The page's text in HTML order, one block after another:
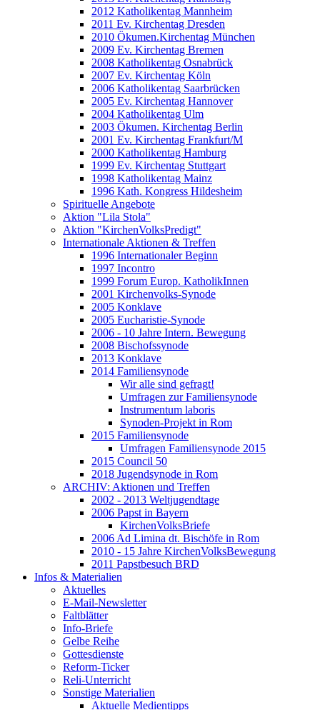
2012 Katholikentag Mannheim
2011 Ev. Kirchentag Dresden
2010 Ökumen.Kirchentag München
2009 Ev. Kirchentag Bremen
2008 Katholikentag Osnabrück
2007 Ev. Kirchentag Köln
2006 Katholikentag Saarbrücken
2005 Ev. Kirchentag Hannover
2004 Katholikentag Ulm
2003 Ökumen. Kirchentag Berlin
2001 Ev. Kirchentag Frankfurt/M
2000 Katholikentag Hamburg
1999 Ev. Kirchentag Stuttgart
1998 Katholikentag Mainz
1996 Kath. Kongress Hildesheim
Spirituelle Angebote
Aktion "Lila Stola"
Aktion "KirchenVolksPredigt"
Internationale Aktionen & Treffen
1996 Internationaler Beginn
1997 Incontro
1999 Forum Europ. KatholikInnen
2001 Kirchenvolks-Synode
2005 Konklave
2005 Eucharistie-Synode
2006 - 10 Jahre Intern. Bewegung
2008 Bischofssynode
2013 Konklave
2014 Familiensynode
Wir alle sind gefragt!
Umfragen zur Familiensynode
Instrumentum laboris
Synoden-Projekt in Rom
2015 Familiensynode
Umfragen Familiensynode 2015
2015 Council 50
2018 Jugendsynode in Rom
ARCHIV: Aktionen und Treffen
2002 - 2013 Weltjugendtage
2006 Papst in Bayern
KirchenVolksBriefe
2006 Ad Limina dt. Bischöfe in Rom
2010 - 15 Jahre KirchenVolksBewegung
2011 Papstbesuch BRD
Infos & Materialien
Aktuelles
E-Mail-Newsletter
Faltblätter
Info-Briefe
Gelbe Reihe
Gottesdienste
Reform-Ticker
Reli-Unterricht
Sonstige Materialien
Aktuelle Medientipps